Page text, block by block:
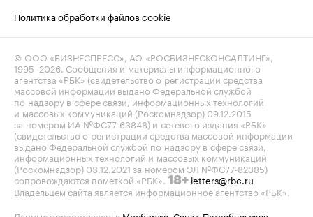
Политика обработки файлов cookie
© ООО «БИЗНЕСПРЕСС», АО «РОСБИЗНЕСКОНСАЛТИНГ»,
1995–2026 . Сообщения и материалы информационного
агентства «РБК» (свидетельство о регистрации средства
массовой информации выдано Федеральной службой
по надзору в сфере связи, информационных технологий
и массовых коммуникаций (Роскомнадзор) 09.12.2015
за номером ИА №ФС77-63848) и сетевого издания «РБК»
(свидетельство о регистрации средства массовой информации
выдано Федеральной службой по надзору в сфере связи,
информационных технологий и массовых коммуникаций
(Роскомнадзор) 03.12.2021 за номером ЭЛ №ФС77-82385)
сопровождаются пометкой «РБК». 18+ letters@rbc.ru
Владельцем сайта является информационное агентство «РБК».